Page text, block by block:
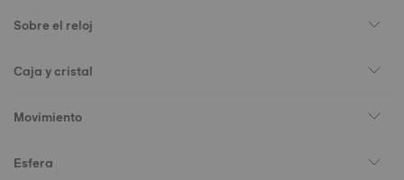
Sobre el reloj
Caja y cristal
Movimiento
Esfera